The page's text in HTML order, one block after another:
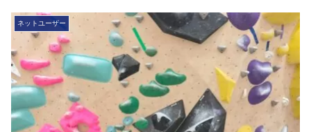
ネットユーザー